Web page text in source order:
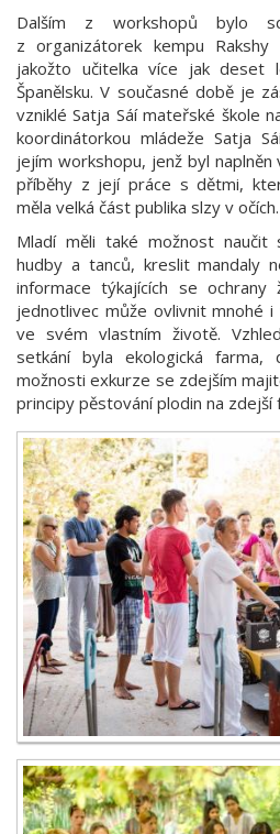
Dalším z workshopů bylo
z organizátorek kempu Rakshy
jakožto učitelka více jak
Španělsku. V současné době je
vzniklé Satja Sáí mateřské škole
koordinátorkou mládeže Satja
jejím workshopu, jenž byl
příběhy z její práce s dětmi,
měla velká část publika slzy v očích.
Mladí měli také možnost
hudby a tanců, kreslit mandaly
informace týkajících se
jednotlivec může ovlivnit mnohé
ve svém vlastním životě.
setkání byla ekologická farma,
možnosti exkurze se zdejším
principy pěstování plodin na zdejší